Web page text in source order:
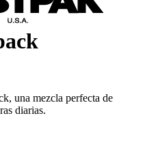
una mezcla perfecta de
diarias.